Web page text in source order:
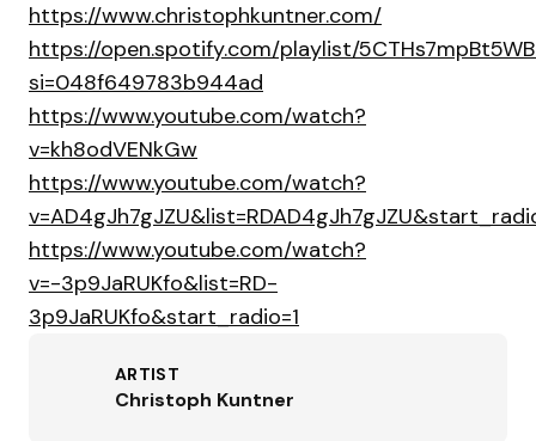
https://www.christophkuntner.com/
https://open.spotify.com/playlist/
si=048f649783b944ad
https://www.youtube.com/watch?
v=kh8odVENkGw
https://www.youtube.com/watch?
https://www.youtube.com/watch?
v=-3p9JaRUKfo&list=RD-
3p9JaRUKfo&start_radio=1
ARTIST
Christoph Kuntner